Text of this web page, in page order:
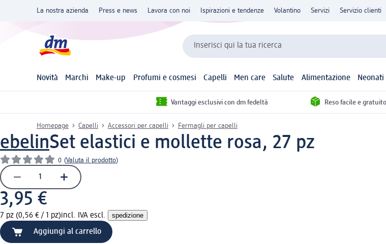
La nostra azienda Press e news Lavora con noi Ispirazioni e tendenze Volantino Servizi Servizio clienti
Inserisci qui la tua ricerca
Novità Marchi Make-up Profumi e cosmesi Capelli Men care Salute Alimentazione
Vantaggi esclusivi con dm fedeltà Reso facile e gratuito
Homepage Capelli Accessori per capelli Fermagli per capelli
ebelinSet elastici e mollette rosa, 27 pz
0 (Valuta il prodotto)
3,95 €
7 pz (0,56 € / 1 pz)incl. IVA escl. spedizione
Aggiungi al carrello